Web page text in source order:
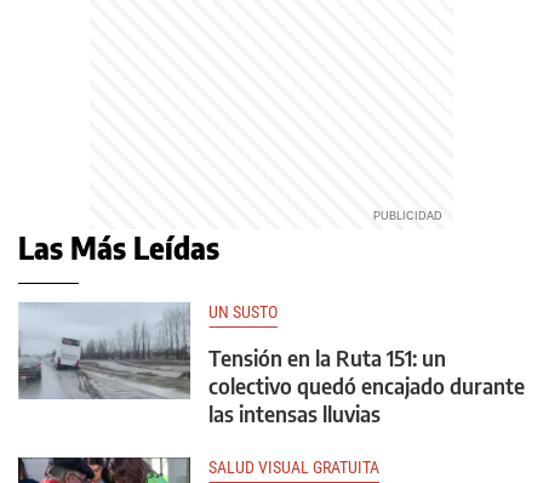
Las Más Leídas
UN SUSTO
Tensión en la Ruta 151: un
colectivo quedó encajado durante
las intensas lluvias
SALUD VISUAL GRATUITA